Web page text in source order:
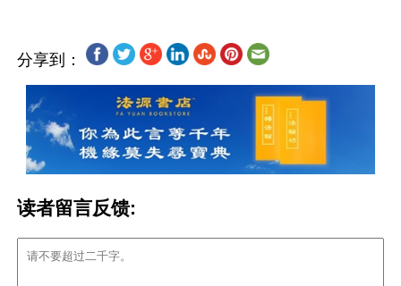
分享到：
读者留言反馈: